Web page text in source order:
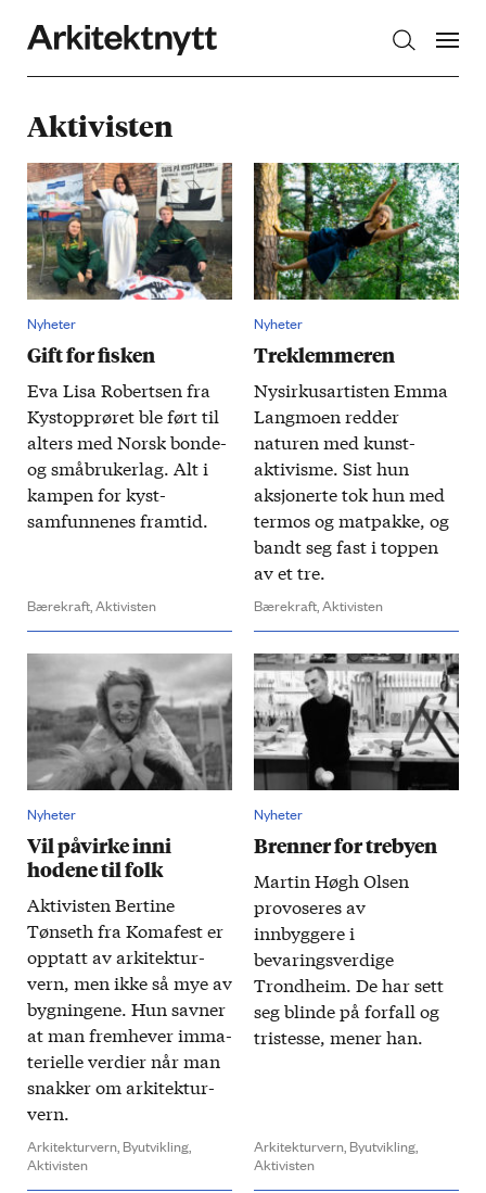
Aktivisten
Nyheter
Gift for fisken
Eva Lisa Robertsen fra
Kyst­opp­røret ble ført til
alters med Norsk bonde-
og små­bruker­lag. Alt i
kampen for kyst­
samfunnenes fram­tid.
Bærekraft,Aktivisten
Nyheter
Treklemmeren
Ny­sirkus­artisten Emma
Langmoen redder
naturen med kunst­
aktivisme. Sist hun
aksjonerte tok hun med
termos og mat­pakke, og
bandt seg fast i toppen
av et tre.
Bærekraft,Aktivisten
Nyheter
Vil påvirke inni
hodene til folk
Aktivisten Bertine
Tønseth fra Koma­fest er
opp­tatt av arkitektur­
vern, men ikke så mye av
bygn­ing­ene. Hun savner
at man frem­hever imma­
teri­elle verdier når man
snakker om arkitektur­
vern.
Arkitekturvern, Byutvikling,
Aktivisten
Nyheter
Brenner for trebyen
Martin Høgh Olsen
provoseres av
innbyggere i
bevaringsverdige
Trondheim. De har sett
seg blinde på forfall og
tristesse, mener han.
Arkitekturvern, Byutvikling,
Aktivisten